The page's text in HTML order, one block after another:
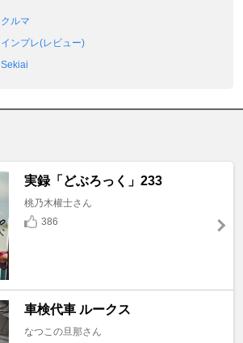
クルマ
インプレ(レビュー)
Sekiai
実録「どぶろっく」233
桃乃木權士さん
386
車検代車 ルークス
なつこの旦那さん